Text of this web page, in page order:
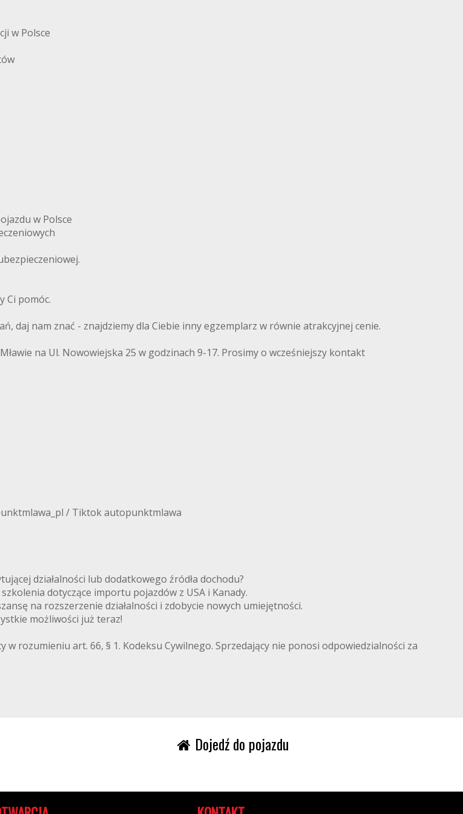
w Polsce
w Polsce
Ci pomóc.
daj nam znać - znajdziemy dla Ciebie inny egzemplarz w równie atrakcyjnej cenie.
na Ul. Nowowiejska 25 w godzinach 9-17. Prosimy o wcześniejszy kontakt
/ Tiktok autopunktmlawa
działalności lub dodatkowego źródła dochodu?
dotyczące importu pojazdów z USA i Kanady.
na rozszerzenie działalności i zdobycie nowych umiejętności.
możliwości już teraz!
rozumieniu art. 66, § 1. Kodeksu Cywilnego. Sprzedający nie ponosi odpowiedzialności za
Dojedź do pojazdu